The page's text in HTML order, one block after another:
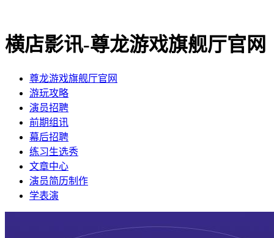
横店影讯-尊龙游戏旗舰厅官网
尊龙游戏旗舰厅官网
​游玩攻略
​演员招聘
​前期组讯
​幕后招聘
​练习生选秀
文章中心
演员简历制作
学表演